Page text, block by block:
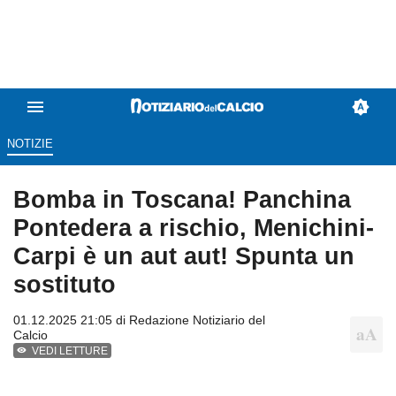
NOTIZIE
Bomba in Toscana! Panchina
Pontedera a rischio, Menichini-
Carpi è un aut aut! Spunta un
sostituto
01.12.2025 21:05 di Redazione Notiziario del
Calcio
VEDI LETTURE